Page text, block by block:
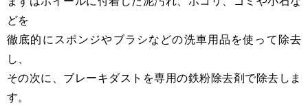
どを
徹底的にスポンジやブラシなどの洗車用品を使って除去
し、
その次に、ブレーキダストを専用の鉄粉除去剤で除去しま
す。